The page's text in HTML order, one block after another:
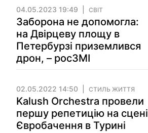
04.05.2023 19:49 СВІТ
Заборона не допомогла:
на Двірцеву площу в
Петербурзі приземлився
дрон, – росЗМІ
02.05.2022 14:50 СТИЛЬ ЖИТТЯ
Kalush Orchestra провели
першу репетицію на сцені
Євробачення в Турині